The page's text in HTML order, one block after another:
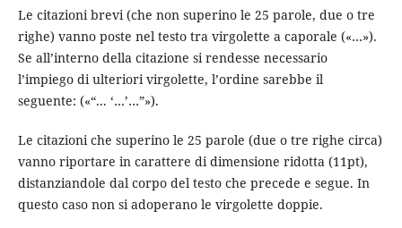
Le citazioni brevi (che non superino le 25 parole, due o tre
righe) vanno poste nel testo tra virgolette a caporale («…»).
Se all’interno della citazione si rendesse necessario
l’impiego di ulteriori virgolette, l’ordine sarebbe il
seguente: («“... ‘…’…”»).
Le citazioni che superino le 25 parole (due o tre righe circa)
vanno riportare in carattere di dimensione ridotta (11pt),
distanziandole dal corpo del testo che precede e segue. In
questo caso non si adoperano le virgolette doppie.